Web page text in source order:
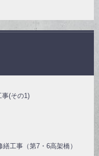
(その1)
工事（第7・6高架橋）